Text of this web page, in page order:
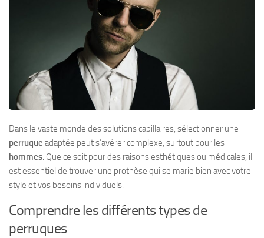
Dans le vaste monde des solutions capillaires, sélectionner une
perruque adaptée peut s’avérer complexe, surtout pour les
hommes. Que ce soit pour des raisons esthétiques ou médicales, il
est essentiel de trouver une prothèse qui se marie bien avec votre
style et vos besoins individuels.
Comprendre les différents types de
perruques